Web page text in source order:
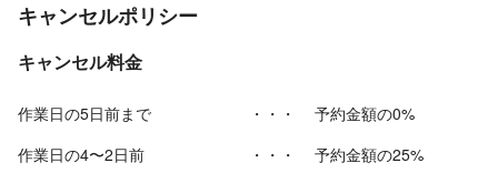
キャンセルポリシー
キャンセル料金
作業日の5日前まで ・・・
予約金額の0%
作業日の4〜2日前
・・・
予約金額の25%